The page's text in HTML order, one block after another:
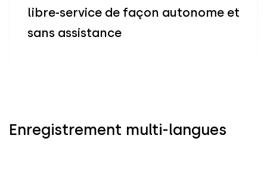
libre-service de façon autonome et
sans assistance
Enregistrement multi-langues